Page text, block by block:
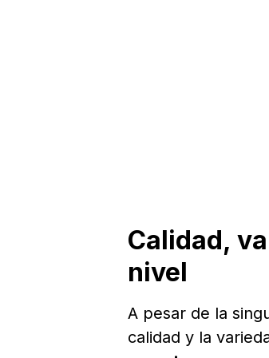
Calidad,
nivel
A pesar de la
calidad y la